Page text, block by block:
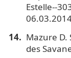
Estelle--
Mazure D.
des